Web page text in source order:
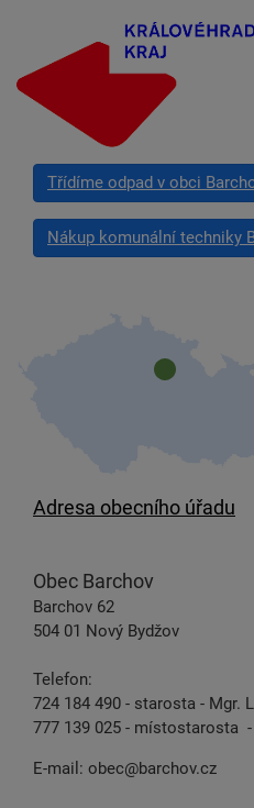
Třídíme odpad v obci
Nákup komunální techniky
Adresa obecního úřadu
Obec Barchov
Barchov 62
504 01 Nový Bydžov
Telefon:
724 184 490 - starosta - Mgr.
777 139 025 - místostarosta
E-mail: obec@barchov.cz